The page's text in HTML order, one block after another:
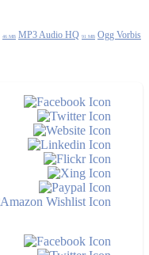
46 MB MP3 Audio HQ 91 MB Ogg Vorbis